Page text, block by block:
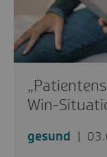
Win-
gesund